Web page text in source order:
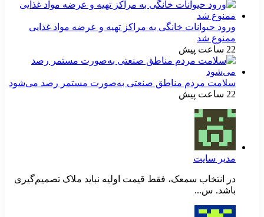
ورود حیوانات خانگی به مراکز تهیه و عرضه مواد غذایی
ممنوع شد
22 ساعت پیش
سلامت مردم مناطق صنعتی به‌صورت مستمر رصد می‌شود
22 ساعت پیش
مدیر سایت
در انتخاب سمعک، فقط قیمت اولیه نباید ملاک تصمیم‌گیری
باشد. س...